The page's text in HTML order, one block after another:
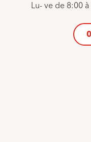
Lu- ve de 8:00